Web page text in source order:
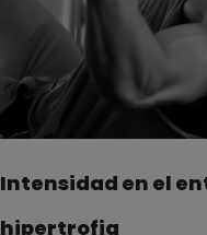
Intensidad en el
hipertrofia